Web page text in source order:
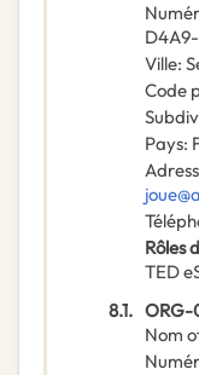
Ville:
Code
Pays:
Rôles
TED
8.1.
Nom